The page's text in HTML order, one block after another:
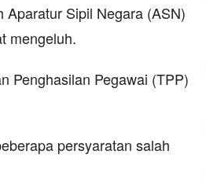
Sipil Negara (ASN)
mengeluh.
Penghasilan Pegawai (TPP)
persyaratan salah